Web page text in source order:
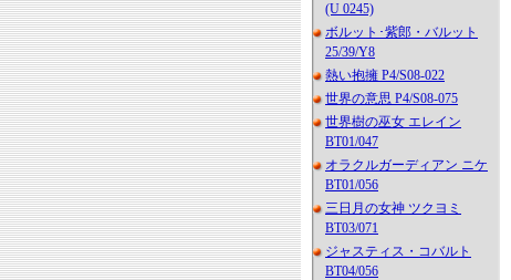
(U 0245)
ボルット･紫郎・バルット
25/39/Y8
熱い抱擁 P4/S08-022
世界の意思 P4/S08-075
世界樹の巫女 エレイン
BT01/047
オラクルガーディアン ニケ
BT01/056
三日月の女神 ツクヨミ
BT03/071
ジャスティス・コバルト
BT04/056